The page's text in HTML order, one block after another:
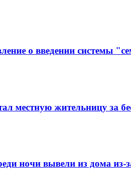
о введении системы
местную жительницу за
ночи вывели из дома из-